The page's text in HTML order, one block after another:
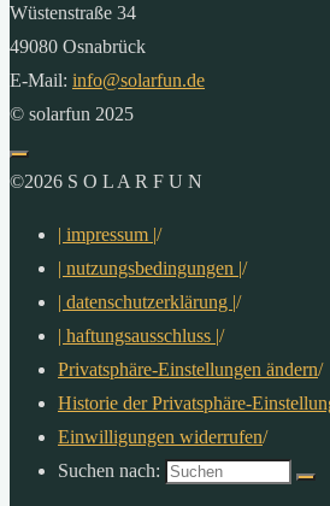
Wüstenstraße 34
49080 Osnabrück
E-Mail: info@solarfun.de
© solarfun 2025
©2026 S O L A R F U N
| impressum |/
| nutzungsbedingungen |/
| datenschutzerklärung |/
| haftungsausschluss |/
Privatsphäre-Einstellungen ändern/
Historie der Privatsphäre-
Einwilligungen widerrufen/
Suchen nach: